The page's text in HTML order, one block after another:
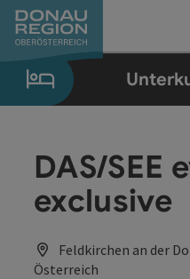
Zum Inhalt
Zur Navigation
Zum Seitenanfang
Zur Kontaktseite
Zum Impressum
Zur Startseite
DAS/SEE
exclusive
Feldkirchen an der
Österreich